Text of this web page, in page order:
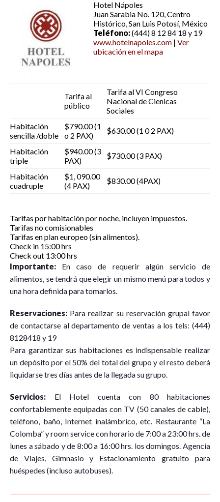
Hotel Nápoles
Juan Sarabia No. 120, Centro
Histórico, San Luis Potosí, México
Teléfono:(444) 8 12 84 18 y 19
www.hotelnapoles.com | Ver
ubicación en el mapa
Tarifa al
público
Tarifa al VI Congreso
Nacional de Cienicas
Sociales
Habitación
sencilla /doble
$790.00 (1
o 2 PAX)
$630.00 (1 0 2 PAX)
Habitación
triple
$940.00 (3
PAX)
$730.00 (3 PAX)
Habitación
cuadruple
$1, 090.00
(4 PAX)
$830.00 (4PAX)
Tarifas por habitación por noche, incluyen impuestos.
Tarifas no comisionables
Tarifas en plan europeo (sin alimentos).
Check in 15:00 hrs
Check out 13:00 hrs
Importante: En caso de requerir algún servicio de
alimentos, se tendrá que elegir un mismo menú para todos y
una hora definida para tomarlos.
Reservaciones: Para realizar su reservación grupal favor
de contactarse al departamento de ventas a los tels: (444)
8128418 y 19
Para garantizar sus habitaciones es indispensable realizar
un depósito por el 50% del total del grupo y el resto deberá
liquidarse tres días antes de la llegada su grupo.
Servicios: El Hotel cuenta con 80 habitaciones
confortablemente equipadas con TV (50 canales de cable),
teléfono, baño, Internet inalámbrico, etc. Restaurante “La
Colomba” y room service con horario de 7:00 a 23:00 hrs. de
lunes a sábado y de 8:00 a 16:00 hrs. los domingos. Agencia
de Viajes, Gimnasio y Estacionamiento gratuito para
huéspedes (incluso autobuses).